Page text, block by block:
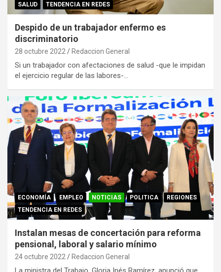
SALUD
TENDENCIA EN REDES
Despido de un trabajador enfermo es
discriminatorio
28 octubre 2022 Redaccion General
Si un trabajador con afectaciones de salud -que le impidan
el ejercicio regular de las labores-…
ECONOMÍA EMPLEO NOTICIAS POLITICA
REGIONES
TENDENCIA EN REDES
Instalan mesas de concertación para reforma
pensional, laboral y salario mínimo
24 octubre 2022 Redaccion General